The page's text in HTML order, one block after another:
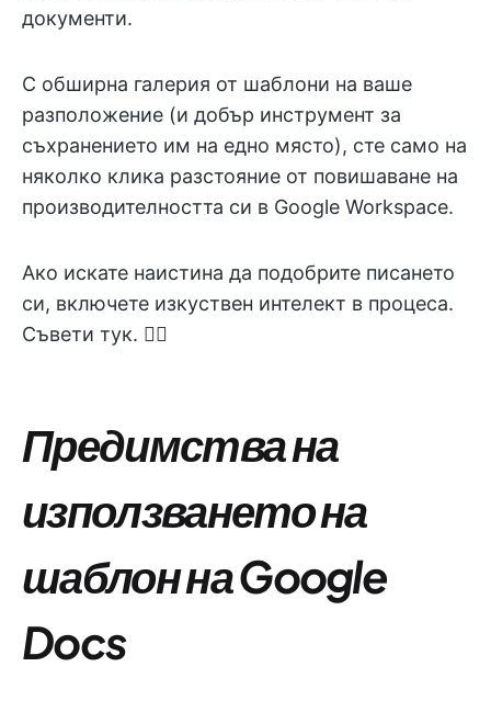
документи.
С обширна галерия от шаблони на ваше
разположение (и добър инструмент за
съхранението им на едно място), сте само на
няколко клика разстояние от повишаване на
производителността си в Google Workspace.
Ако искате наистина да подобрите писането
си, включете изкуствен интелект в процеса.
Съвети тук. 👇🏼
Предимства на
използването на
шаблон на Google
Docs